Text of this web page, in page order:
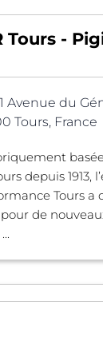
Tours -
1 Avenue du
Tours, France
depuis 1913,
Tours a
pour de